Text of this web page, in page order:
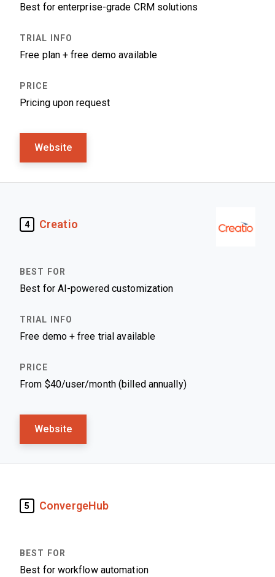
Best for enterprise-grade CRM solutions
Free plan + free demo available
Pricing upon request
Website
4 Creatio
Best for AI-powered customization
Free demo + free trial available
From $40/user/month (billed annually)
Website
5 ConvergeHub
Best for workflow automation